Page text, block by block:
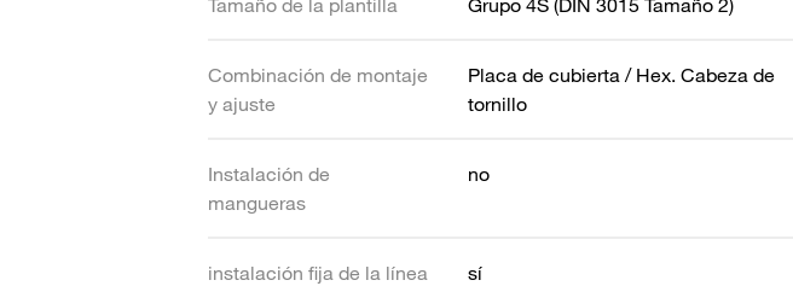
Tamaño de la plantilla Grupo 4S (DIN 3015 Tamaño 2)
Combinación de montaje
y ajuste
Placa de cubierta / Hex. Cabeza de
tornillo
Instalación de
mangueras
no
instalación fija de la línea sí